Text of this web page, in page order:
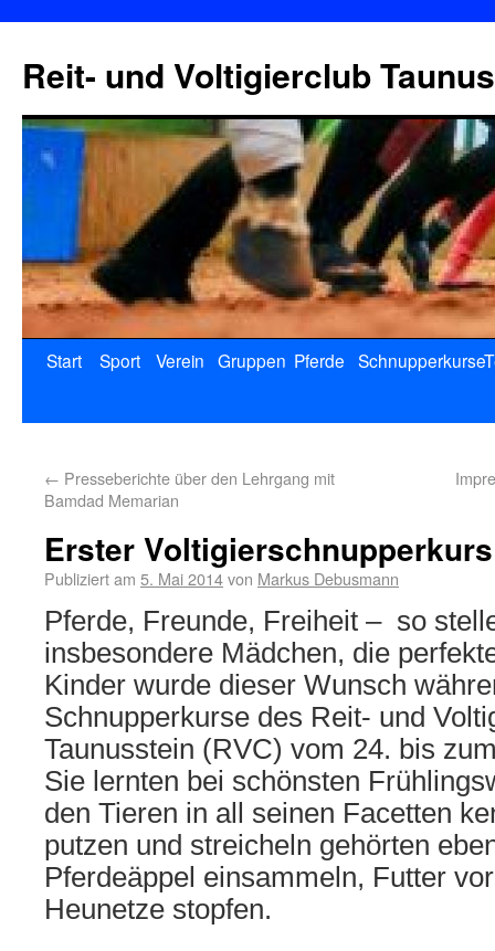
Reit- und Voltigierclub
Start Sport Verein Gruppen Pferde Schnupperkurse
← Presseberichte über den Lehrgang mit
Bamdad Memarian
Erster
Publiziert am 5. Mai 2014von Markus Debusmann
Pferde, Freunde, Freiheit – so
insbesondere Mädchen, die
Kinder wurde dieser Wunsch
Schnupperkurse des Reit- und
Taunusstein (RVC) vom 24. bis
Sie lernten bei schönsten
den Tieren in all seinen Facetten
putzen und streicheln gehörten
Pferdeäppel einsammeln, Futter
Heunetze stopfen.